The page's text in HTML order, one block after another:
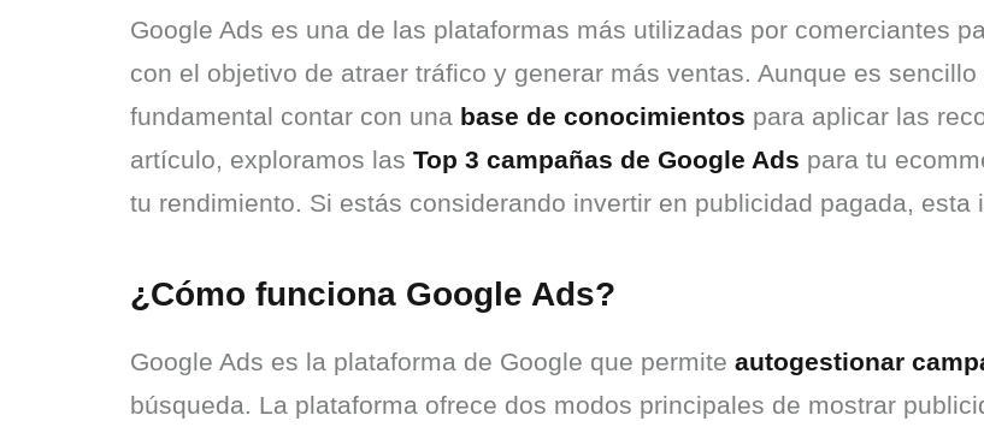
Google Ads es una de las plataformas más utilizadas por comerciantes
con el objetivo de atraer tráfico y generar más ventas. Aunque es
fundamental contar con una base de conocimientos para aplicar las
artículo, exploramos las Top 3 campañas de Google Ads para tu
tu rendimiento. Si estás considerando invertir en publicidad pagada, esta
¿Cómo funciona Google Ads?
Google Ads es la plataforma de Google que permite autogestionar
búsqueda. La plataforma ofrece dos modos principales de mostrar